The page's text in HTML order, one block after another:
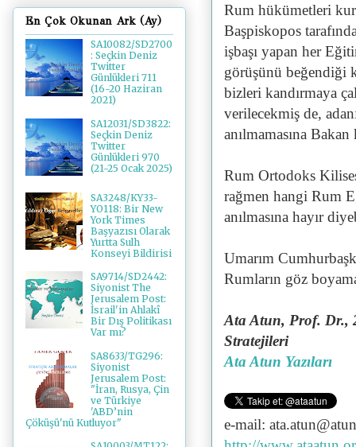
Rum hükümetleri
Başpiskopos
işbaşı yapan her
görüşünü beğendiği
bizleri kandırmaya
verilecekmiş de,
anılmamasına
Rum Ortodoks
rağmen hangi Rum
anılmasına hayır
Umarım
Rumların göz
Ata Atun, Prof. Dr.,
Stratejileri
Ata Atun Yazıları
e-mail:
En Çok Okunan Ark (Ay)
SA10082/SD2700
: Seçkin Deniz
Twitter
Günlükleri 711
(16-20 Haziran
2021)
SA12031/SD3822:
Seçkin Deniz
Twitter
Günlükleri 970
(21-25 Ocak 2025)
SA3248/KY33-
YO118: Bir New
York Times
Başyazısı Olarak
Yurtta Sulh
Konseyi Bildirisi
SA9714/SD2442:
Siyonist The
Jerusalem Post:
İsrail'in Ahlakî
Bir Dış Politikası
Var mı?
SA8633/TG296:
Siyonist
Jerusalem Post:
"İran, Rusya, Çin
ve Türkiye
'ABD’nin
Çöküşü'nü Kutluyor"